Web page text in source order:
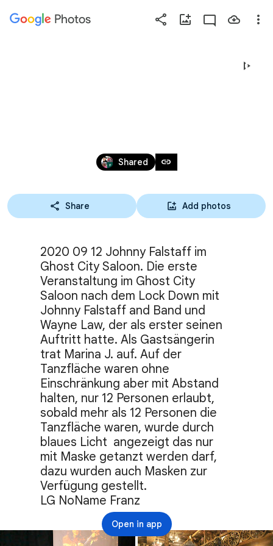
Press
Photos
2020 09 12 JOHNNY FALSTAFF
Shared
link
Share Add photos
2020 09 12 Johnny Falstaff im
Ghost City Saloon. Die erste
Veranstaltung im Ghost City
Saloon nach dem Lock Down mit
Johnny Falstaff and Band und
Wayne Law, der als erster seinen
Auftritt hatte. Als Gastsängerin
trat Marina J. auf. Auf der
Tanzfläche waren ohne
Einschränkung aber mit Abstand
halten, nur 12 Personen erlaubt,
sobald mehr als 12 Personen die
Tanzfläche waren, wurde durch
blaues Licht  angezeigt das nur
mit Maske getanzt werden darf,
dazu wurden auch Masken zur
Verfügung gestellt.
LG NoName Franz
Open in app